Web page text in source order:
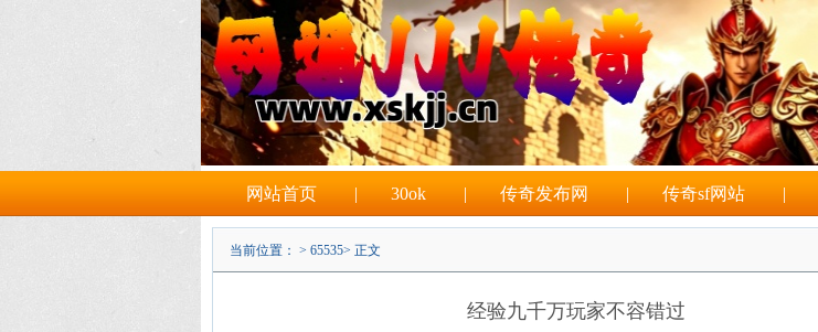
网站首页 | 30ok | 传奇发布网 | 传奇sf网站 |
当前位置： > 65535> 正文
经验九千万玩家不容错过